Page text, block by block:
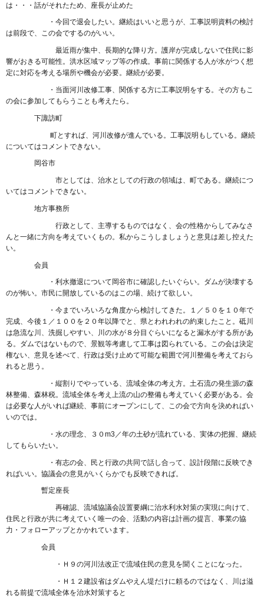
は・・・話がそれたため、座長が止めた
・今回で退会したい。継続はいいと思うが、工事説明資料の検討
は前段で、この会でするのがいい。
最近雨が集中、長期的な降り方。護岸が完成しないで住民に影
響がおきる可能性。洪水区域マップ等の作成。事前に関係する人が水がつく想
定に対応を考える場所や機会が必要。継続が必要。
・当面河川改修工事、関係する方に工事説明をする。その方もこ
の会に参加してもらうことも考えたら。
下諏訪町
町とすれば、河川改修が進んでいる。工事説明もしている。継続
についてはコメントできない。
岡谷市
市としては、治水としての行政の領域は、町である。継続につ
いてはコメントできない。
地方事務所
行政として、主導するものではなく、会の性格からしてみなさ
んと一緒に方向を考えていくもの。私からこうしましょうと意見は差し控えた
い。
会員
・利水撤退について岡谷市に確認したいぐらい。ダムが決壊する
のが怖い。市民に開放しているのはこの場、続けて欲しい。
・今までいろいろな角度から検討してきた。１／５０を１０年で
完成、今後１／１００を２０年以降でと、県とわれわれの約束したこと。砥川
は急流な川、洗掘しやすい、川の水が８分目ぐらいになると漏水がする所があ
る。ダムではないもので、景観等考慮して工事は図られている。この会は決定
権ない、意見を述べて、行政は受け止めて可能な範囲で河川整備を考えておら
れると思う。
・縦割りでやっている、流域全体の考え方。土石流の発生源の森
林整備、森林税。流域全体を考え上流の山の整備も考えていく必要がある。会
は必要な人がいれば継続、事前にオープンにして、この会で方向を決めればい
いのでは。
・水の理念、３０m3／年の土砂が流れている、実体の把握、継続
してもらいたい。
・有志の会、民と行政の共同で話し合って、設計段階に反映でき
ればいい。協議会の意見がいくらかでも反映できれば。
暫定座長
再確認、流域協議会設置要綱に治水利水対策の実現に向けて、
住民と行政が共に考えていく唯一の会、活動の内容は計画の提言、事業の協
力・フォローアップとかかれています。
会員
・Ｈ９の河川法改正で流域住民の意見を聞くことになった。
・Ｈ１２建設省はダムやえん堤だけに頼るのではなく、川は溢
れる前提で流域全体を治水対策すると